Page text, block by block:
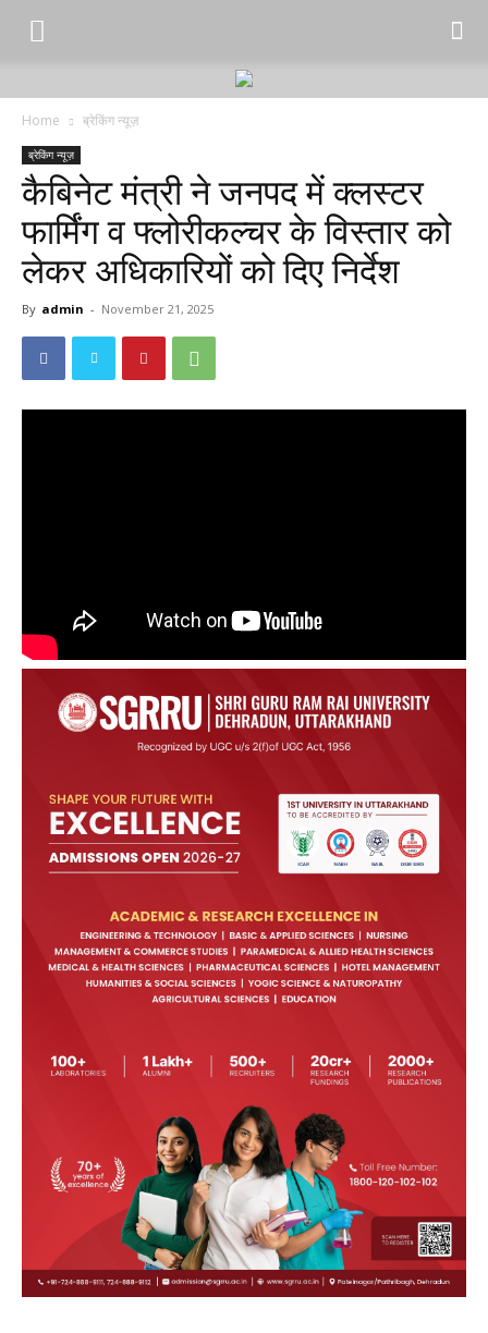
Home ब्रेकिंग न्यूज़
ब्रेकिंग न्यूज़
कैबिनेट मंत्री ने जनपद में क्लस्टर
फार्मिंग व फ्लोरीकल्चर के विस्तार को
लेकर अधिकारियों को दिए निर्देश
By admin - November 21, 2025